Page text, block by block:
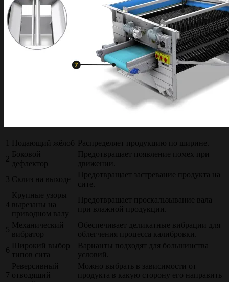
1 Подающий жёлоб Распределяет продукцию по ширине.
2
Боковой
дефлектор
Предотвращает появление помех при
движении.
3 Склиз на выходе
Предотвращает застревание продукта на
сите.
4
Крупные узоры
вырезаны на
приводном валу
Предотвращает проскальзывание вала
при влажной продукции.
5
Механический
вибратор
Обеспечивает деликатные вибрации для
облегчения процесса калибровки.
6
Широкий выбор
типов сита
Варианты подходят для большинства
условий.
7
Реверсивный
отводящий
Можно выбрать в зависимости от
продукта в какую сторону его направить